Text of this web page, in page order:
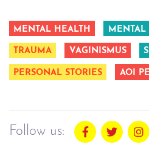
MENTAL HEALTH MENTAL
TRAUMA VAGINISMUS
PERSONAL STORIES AOI
Follow us: